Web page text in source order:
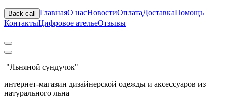
Back call ГлавнаяО насНовостиОплатаДоставкаПомощь
КонтактыЦифровое ательеОтзывы
"Льняной сундучок"
интернет-магазин дизайнерской одежды и аксессуаров из
натурального льна